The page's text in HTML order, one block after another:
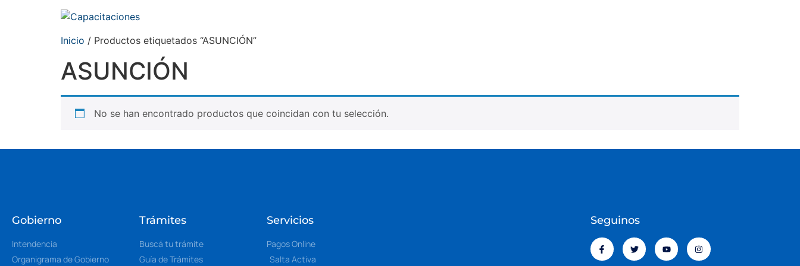
Inicio / Productos etiquetados “ASUNCIÓN”
ASUNCIÓN
No se han encontrado productos que coincidan con tu selección.
Gobierno
Intendencia
Organigrama de Gobierno
Trámites
Buscá tu trámite
Guía de Trámites
Servicios
Pagos Online
Salta Activa
Seguinos